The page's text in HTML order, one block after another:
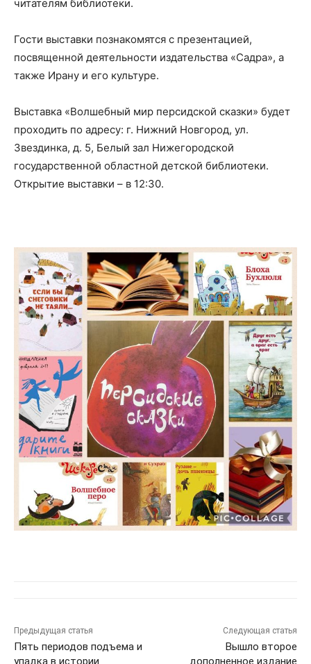
читателям библиотеки.
Гости выставки познакомятся с презентацией,
посвященной деятельности издательства «Садра», а
также Ирану и его культуре.
Выставка «Волшебный мир персидской сказки» будет
проходить по адресу: г. Нижний Новгород, ул.
Звездинка, д. 5, Белый зал Нижегородской
государственной областной детской библиотеки.
Открытие выставки – в 12:30.
Предыдущая статья
Пять периодов подъема и
упадка в истории
Следующая статья
Вышло второе
дополненное издание